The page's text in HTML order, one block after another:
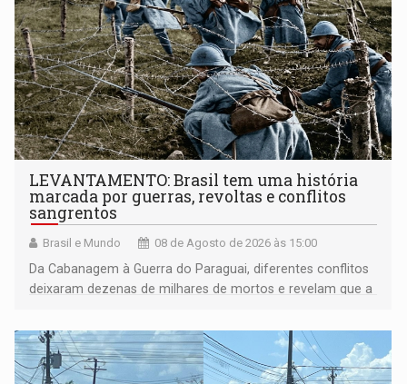
LEVANTAMENTO: Brasil tem uma história
marcada por guerras, revoltas e conflitos
sangrentos
Brasil e Mundo 08 de Agosto de 2026 às 15:00
Da Cabanagem à Guerra do Paraguai, diferentes conflitos
deixaram dezenas de milhares de mortos e revelam que a
territoriais e sociais